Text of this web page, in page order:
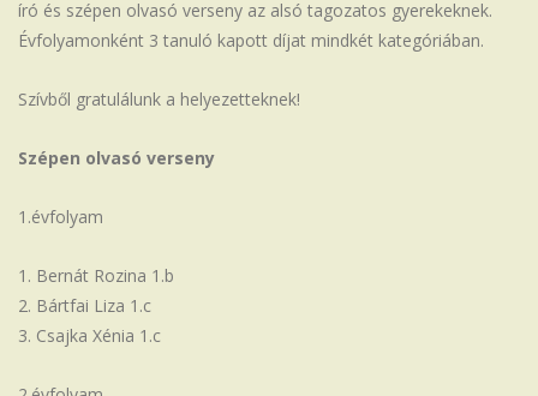
Iskola
író és szépen olvasó verseny az alsó tagozatos gyerekeknek.
Évfolyamonként 3 tanuló kapott díjat mindkét kategóriában.
Szívből gratulálunk a helyezetteknek!
Szépen olvasó verseny
1.évfolyam
Bernát Rozina 1.b
Bártfai Liza 1.c
Csajka Xénia 1.c